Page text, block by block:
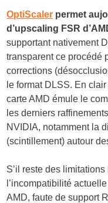
OptiScaler permet
d’upscaling FSR
supportant nativement
transparent ce procédé
corrections
le format DLSS. En
carte AMD émule le
les derniers
NVIDIA, notamment la
(scintillement) autour
S’il reste des
l’incompatibilité
AMD, faute de support